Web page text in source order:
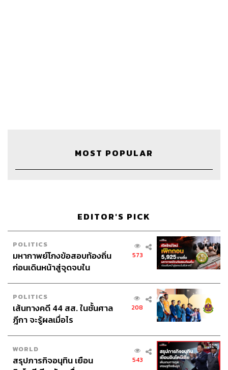
Credits
The Host
Co-Host พลวุฒิ สงสกุล, ธนกร วงษ์ปัญญา
MOST POPULAR
EDITOR'S PICK
POLITICS
มหากาพย์โกงข้อสอบท้องถิ่น
ก่อนเดินหน้าสู่จุดจบใน
573
POLITICS
เส้นทางคดี 44 สส. ในชั้นศาล
ฎีกา จะรู้ผลเมื่อไร
208
WORLD
สรุปภารกิจอนุทิน เยือน
543